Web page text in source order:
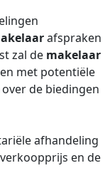
afspraken
zal de makelaar
met potentiële
de biedingen
afhandeling
en de